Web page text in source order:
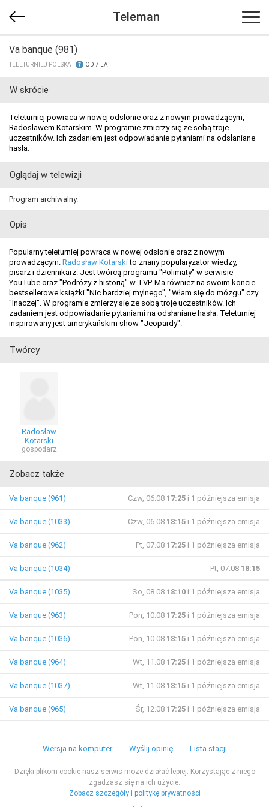
Teleman
Va banque (981)
TELETURNIEJ POLSKA OD 7 LAT
W skrócie
Teleturniej powraca w nowej odsłonie oraz z nowym prowadzącym,
Radosławem Kotarskim. W programie zmierzy się ze sobą troje
uczestników. Ich zadaniem jest odpowiadanie pytaniami na odsłaniane
hasła.
Oglądaj w telewizji
Program archiwalny.
Opis
Popularny teleturniej powraca w nowej odsłonie oraz z nowym
prowadzącym. Radosław Kotarskito znany popularyzator wiedzy,
pisarz i dziennikarz. Jest twórcą programu "Polimaty" w serwisie
YouTube oraz "Podróży z historią" w TVP. Ma również na swoim koncie
bestsellerowe książki "Nic bardziej mylnego", "Włam się do mózgu" czy
"Inaczej". W programie zmierzy się ze sobą troje uczestników. Ich
zadaniem jest odpowiadanie pytaniami na odsłaniane hasła. Teleturniej
inspirowany jest amerykańskim show "Jeopardy".
Twórcy
Radosław
Kotarski
gospodarz
Zobacz także
Va banque (961) Czw, 06.08 17:25 i 1 późniejsza emisja
Va banque (1033) Czw, 06.08 18:15 i 1 późniejsza emisja
Va banque (962) Pt, 07.08 17:25 i 1 późniejsza emisja
Va banque (1034) Pt, 07.08 18:15
Va banque (1035) So, 08.08 18:10 i 1 późniejsza emisja
Va banque (963) Pon, 10.08 17:25 i 1 późniejsza emisja
Va banque (1036) Pon, 10.08 18:15 i 1 późniejsza emisja
Va banque (964) Wt, 11.08 17:25 i 1 późniejsza emisja
Va banque (1037) Wt, 11.08 18:15 i 1 późniejsza emisja
Va banque (965) Śr, 12.08 17:25 i 1 późniejsza emisja
Wersja na komputer Wyślij opinię Lista stacji
Dzięki plikom cookie nasz serwis może działać lepiej. Korzystając z niego
zgadzasz się na ich użycie.
Zobacz szczegóły i politykę prywatności